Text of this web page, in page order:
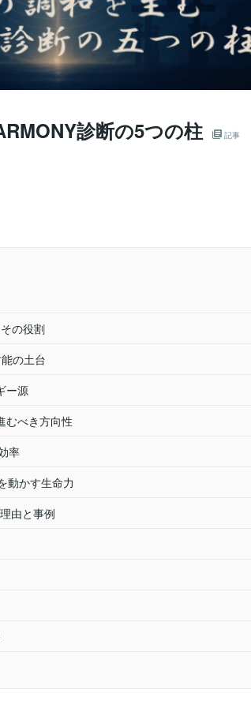
診断の5つの柱 記事
の役割
の土台
ー源
むべき方向性
率
動かす生命力
由と事例